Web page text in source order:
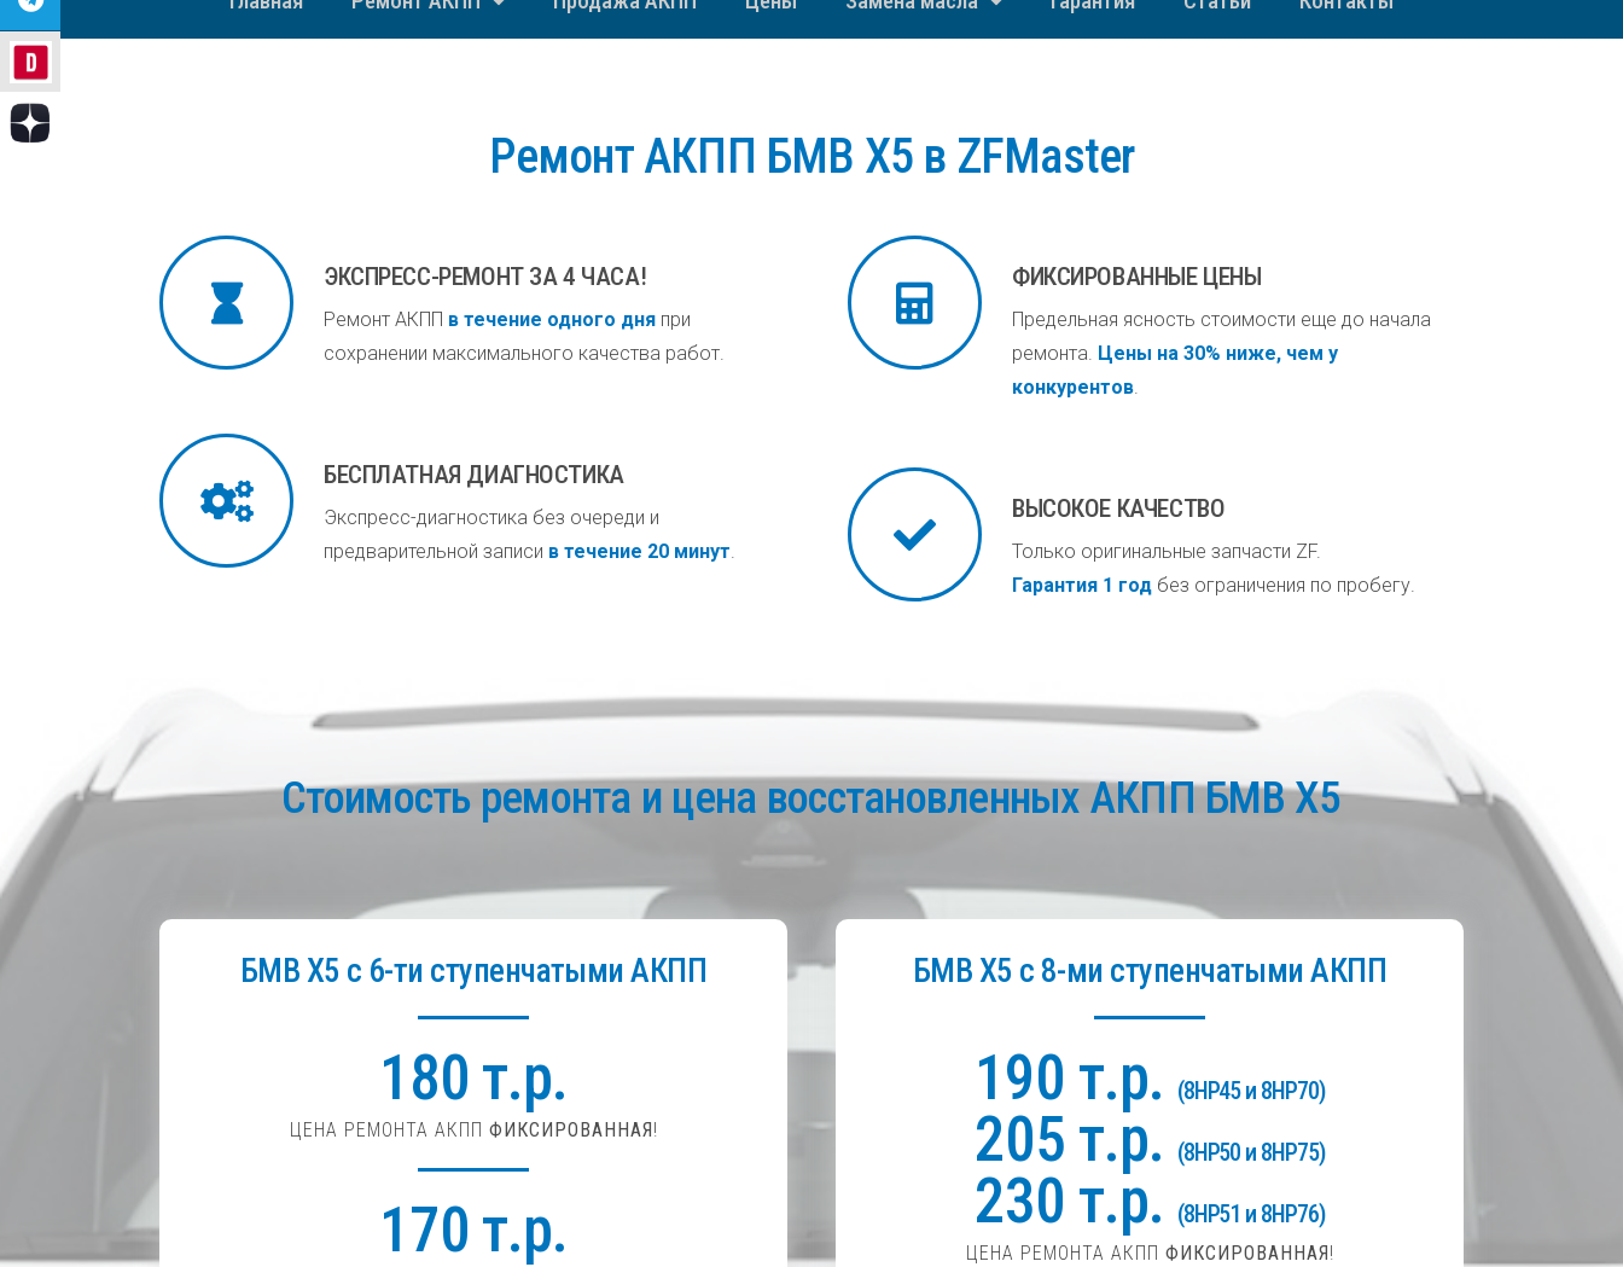
Ремонт АКПП БМВ Х5 в ZFMaster
ЭКСПРЕСС-РЕМОНТ ЗА 4 ЧАСА!
Ремонт АКПП в течение одного дня при
сохранении максимального качества работ.
БЕСПЛАТНАЯ ДИАГНОСТИКА
Экспресс-диагностика без очереди и
предварительной записи в течение 20 минут.
ФИКСИРОВАННЫЕ ЦЕНЫ
Предельная ясность стоимости еще до начала
ремонта. Цены на 30% ниже, чем у
конкурентов.
ВЫСОКОЕ КАЧЕСТВО
Только оригинальные запчасти ZF.
Гарантия 1 год без ограничения по пробегу.
Стоимость ремонта и цена восстановленных АКПП БМВ Х5
БМВ Х5 с 6-ти ступенчатыми АКПП
180 т.р.
ЦЕНА РЕМОНТА АКПП ФИКСИРОВАННАЯ!
170 т.р.
БМВ Х5 с 8-ми ступенчатыми АКПП
190 т.р. (8HP45 и 8HP70)
205 т.р. (8HP50 и 8HP75)
230 т.р. (8HP51 и 8HP76)
ЦЕНА РЕМОНТА АКПП ФИКСИРОВАННАЯ!